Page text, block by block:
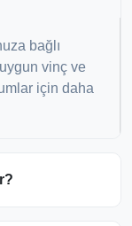
bağlı
vinç ve
için daha